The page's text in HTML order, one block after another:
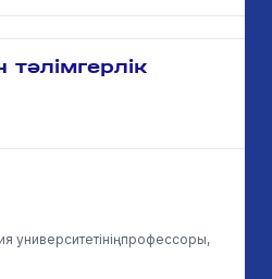
университетініңпрофессоры,